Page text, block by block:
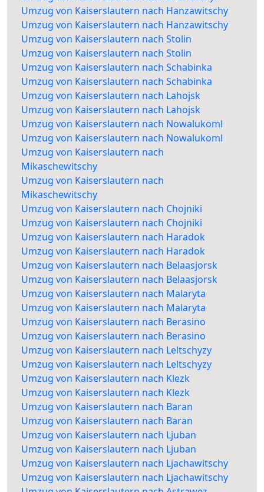
Umzug von Kaiserslautern nach Hanzawitschy
Umzug von Kaiserslautern nach Hanzawitschy
Umzug von Kaiserslautern nach Stolin
Umzug von Kaiserslautern nach Stolin
Umzug von Kaiserslautern nach Schabinka
Umzug von Kaiserslautern nach Schabinka
Umzug von Kaiserslautern nach Lahojsk
Umzug von Kaiserslautern nach Lahojsk
Umzug von Kaiserslautern nach Nowalukoml
Umzug von Kaiserslautern nach Nowalukoml
Umzug von Kaiserslautern nach
Mikaschewitschy
Umzug von Kaiserslautern nach
Mikaschewitschy
Umzug von Kaiserslautern nach Chojniki
Umzug von Kaiserslautern nach Chojniki
Umzug von Kaiserslautern nach Haradok
Umzug von Kaiserslautern nach Haradok
Umzug von Kaiserslautern nach Belaasjorsk
Umzug von Kaiserslautern nach Belaasjorsk
Umzug von Kaiserslautern nach Malaryta
Umzug von Kaiserslautern nach Malaryta
Umzug von Kaiserslautern nach Berasino
Umzug von Kaiserslautern nach Berasino
Umzug von Kaiserslautern nach Leltschyzy
Umzug von Kaiserslautern nach Leltschyzy
Umzug von Kaiserslautern nach Klezk
Umzug von Kaiserslautern nach Klezk
Umzug von Kaiserslautern nach Baran
Umzug von Kaiserslautern nach Baran
Umzug von Kaiserslautern nach Ljuban
Umzug von Kaiserslautern nach Ljuban
Umzug von Kaiserslautern nach Ljachawitschy
Umzug von Kaiserslautern nach Ljachawitschy